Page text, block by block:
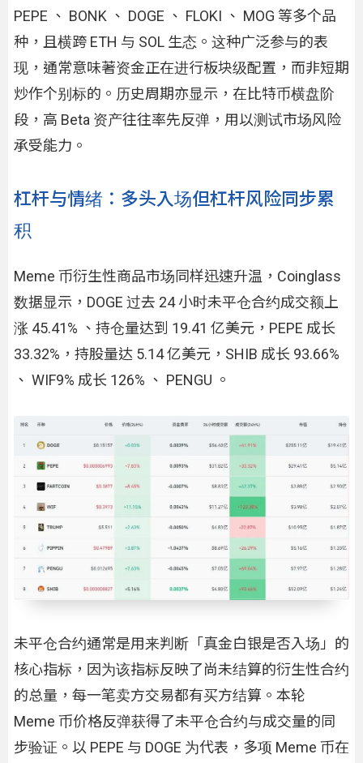
PEPE 、 BONK 、 DOGE 、 FLOKI 、 MOG 等多个品
种，且横跨 ETH 与 SOL 生态。这种广泛参与的表
现，通常意味著资金正在进行板块级配置，而非短期
炒作个别标的。历史周期亦显示，在比特币横盘阶
段，高 Beta 资产往往率先反弹，用以测试市场风险
承受能力。
杠杆与情绪：多头入场但杠杆风险同步累
积
Meme 币衍生性商品市场同样迅速升温，Coinglass
数据显示，DOGE 过去 24 小时未平仓合约成交额上
涨 45.41% 、持仓量达到 19.41 亿美元，PEPE 成长
33.32%，持股量达 5.14 亿美元，SHIB 成长 93.66%
、 WIF9% 成长 126% 、 PENGU 。
未平仓合约通常是用来判断「真金白银是否入场」的
核心指标，因为该指标反映了尚未结算的衍生性合约
的总量，每一笔卖方交易都有买方结算。本轮
Meme 币价格反弹获得了未平仓合约与成交量的同
步验证。以 PEPE 与 DOGE 为代表，多项 Meme 币在